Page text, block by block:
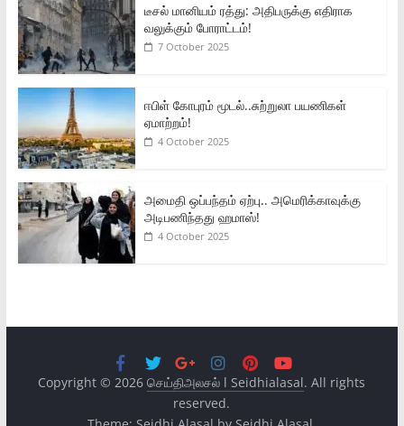
டீசல் மானியம் ரத்து: அதிபருக்கு எதிராக
வலுக்கும் போராட்டம்!
7 October 2025
ஈபிள் கோபுரம் மூடல்..சுற்றுலா பயணிகள்
ஏமாற்றம்!
4 October 2025
அமைதி ஒப்பந்தம் ஏற்பு.. அமெரிக்காவுக்கு
அடிபணிந்தது ஹமாஸ்!
4 October 2025
Copyright © 2026செய்திஅலசல் l Seidhialasal. All rights
reserved.